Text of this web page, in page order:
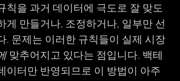
칙을 과거 데이터에 극도로 잘 맞도
게 만들거나, 조정하거나, 일부만 선
. 문제는 이러한 규칙들이 실제 시장
맞추어지고 있다는 점입니다. 백테
이터만 반영되므로 이 방법이 아주